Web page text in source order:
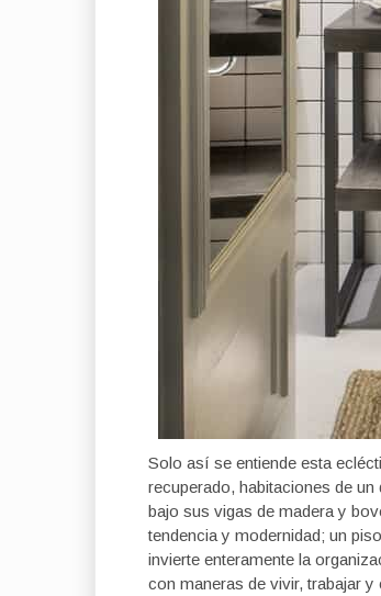
Solo así se entiende esta
recuperado, habitaciones de
bajo sus vigas de madera y
tendencia y modernidad; un
invierte enteramente la
con maneras de vivir, trabajar